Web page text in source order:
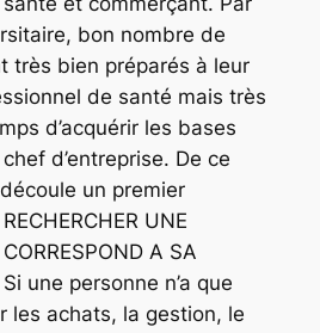
bon nombre de
très bien préparés à leur
de santé mais très
d’acquérir les bases
d’entreprise. De ce
un premier
UNE
A SA
une personne n’a que
les achats, la gestion, le